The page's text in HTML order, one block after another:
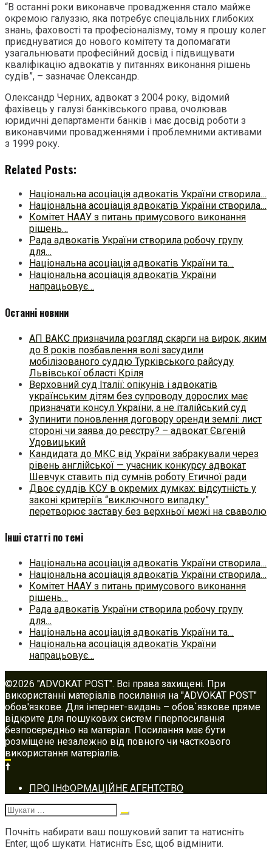
“В останні роки виконавче провадження стало майже
окремою галуззю, яка потребує спеціальних глибоких
знань, фаховості та професіоналізму, тому я прошу колег
приєднуватися до нового комітету та допомагати
узагальнювати професійний досвід і підвищувати
кваліфікацію адвокатів у питаннях виконання рішень
судів”, – зазначає Олександр.
Олександр Черних, адвокат з 2004 року, відомий
фахівець у галузі банківського права, очолював
юридичні департаменти банків і має досвід роботи з
виконавчими провадженнями і проблемними активами
з 1999 року.
Related Posts:
Національна асоціація адвокатів України створила…
Національна асоціація адвокатів України створила…
Комітет НААУ з питань примусового виконання
рішень…
Рада адвокатів України створила робочу групу
для…
Національна асоціація адвокатів України та…
Національна асоціація адвокатів України
напрацьовує…
Останні новини
АП ВАКС призначила розгляд скарги на вирок, яким
до 8 років позбавлення волі засудили
мобілізованого суддю Турківського райсуду
Львівської області Кріля
Верховний суд Італії: опікунів і адвокатів
українським дітям без супроводу дорослих має
призначати консул України, а не італійський суд
Зупинити поновлення договору оренди землі: лист
стороні чи заява до реєстру? – адвокат Євгеній
Удовицький
Кандидата до МКС від України забракували через
рівень англійської — учасник конкурсу адвокат
Шевчук ставить під сумнів роботу Етичної ради
Двоє суддів КСУ в окремих думках: відсутність у
законі критеріїв “виключного випадку”
перетворює заставу без верхньої межі на сваволю
Інші статті по темі
Національна асоціація адвокатів України створила…
Національна асоціація адвокатів України створила…
Комітет НААУ з питань примусового виконання
рішень…
Рада адвокатів України створила робочу групу
для…
Національна асоціація адвокатів України та…
Національна асоціація адвокатів України
напрацьовує…
©2026 "ADVOKAT POST". Всі права захищені. При
використанні матеріалів посилання на "ADVOKAT POST"
обов'язкове. Для інтернет-видань – обов`язкове пряме
відкрите для пошукових систем гіперпосилання
безпосередньо на матеріал. Посилання має бути
розміщене незалежно від повного чи часткового
використання матеріалів.
Footer
navigation
ПРО ІНФОРМАЦІЙНЕ АГЕНТСТВО
Шукати:
Почніть набирати ваш пошуковий запит та натисніть
Enter, щоб шукати. Натисніть Esc, щоб відмінити.